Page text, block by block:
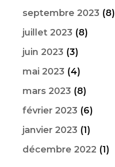
septembre 2023 (8)
juillet 2023 (8)
juin 2023 (3)
mai 2023 (4)
mars 2023 (8)
février 2023 (6)
janvier 2023 (1)
décembre 2022 (1)